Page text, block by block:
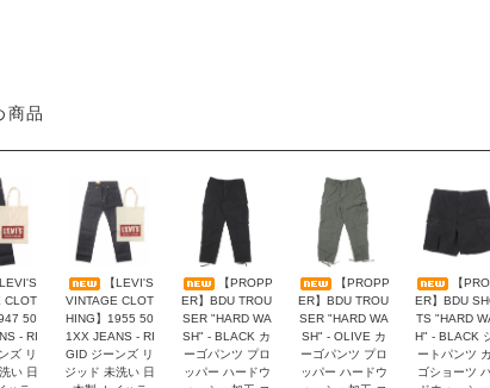
商品
LEVI'S
CLOT
50
- RI
ズ リ
い 日
【LEVI'S
VINTAGE CLOT
HING】1955 50
1XX JEANS - RI
GID ジーンズ リ
ジッド 未洗い 日
【PROPP
ER】BDU TROU
SER "HARD WA
SH" - BLACK カ
ーゴパンツ プロ
ッパー ハードウ
【PROPP
ER】BDU TROU
SER "HARD WA
SH" - OLIVE カ
ーゴパンツ プロ
ッパー ハードウ
【
ER】BDU
TS "HARD
H" - BLACK
ートパンツ
ゴショーツ